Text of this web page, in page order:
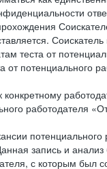
Соискатель
теста от
от потенциального
работодателя
потенциального
запись и анализ
с которым был